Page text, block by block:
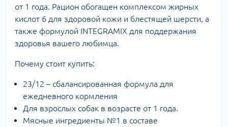
от 1 года. Рацион обогащен комплексом жирных
кислот 6 для здоровой кожи и блестящей шерсти, а
также формулой INTEGRAMIX для поддержания
здоровья вашего любимца.
Почему стоит купить:
23/12 – сбалансированная формула для
ежедневного кормления
Для взрослых собак в возрасте от 1 года.
Мясные ингредиенты №1 в составе